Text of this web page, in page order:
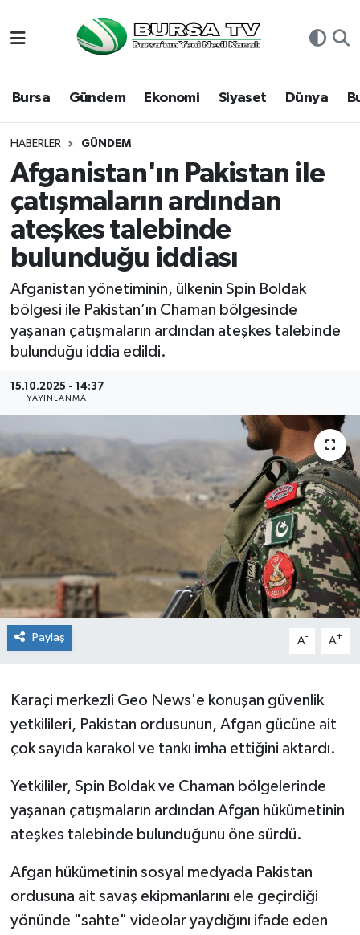
Bursa Gündem Ekonomi Siyaset Dünya
HABERLER GÜNDEM
Afganistan'ın Pakistan ile
çatışmaların ardından
ateşkes talebinde
bulunduğu iddiası
Afganistan yönetiminin, ülkenin Spin Boldak
bölgesi ile Pakistan’ın Chaman bölgesinde
yaşanan çatışmaların ardından ateşkes talebinde
bulunduğu iddia edildi.
15.10.2025 - 14:37
YAYINLANMA
Paylaş A- A+
Karaçi merkezli Geo News'e konuşan güvenlik
yetkilileri, Pakistan ordusunun, Afgan gücüne ait
çok sayıda karakol ve tankı imha ettiğini aktardı.
Yetkililer, Spin Boldak ve Chaman bölgelerinde
yaşanan çatışmaların ardından Afgan hükümetinin
ateşkes talebinde bulunduğunu öne sürdü.
Afgan hükümetinin sosyal medyada Pakistan
ordusuna ait savaş ekipmanlarını ele geçirdiği
yönünde "sahte" videolar yaydığını ifade eden
Bursa
Dünya
Eğitim
Ekonomi
Genel
Gündem
Magazin
Sağlık
Spor
Türkiye
Hava Durumu
Namaz Vakitleri
Trafik Durumu
Süper Lig Puan Durumu ve Fikstür
Tüm Manşetler
Son Dakika Haberleri
Haber Arşivi